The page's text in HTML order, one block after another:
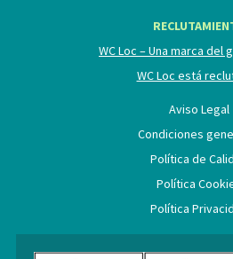
WC Loc – Una marca del
WC Loc está
Aviso Legal
Condiciones
Política de
Política
Política